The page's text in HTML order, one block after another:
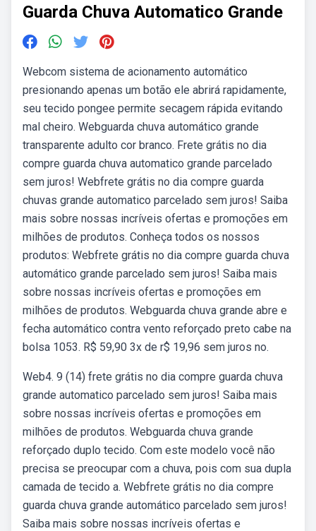
Guarda Chuva Automatico Grande
Webcom sistema de acionamento automático
presionando apenas um botão ele abrirá rapidamente,
seu tecido pongee permite secagem rápida evitando
mal cheiro. Webguarda chuva automático grande
transparente adulto cor branco. Frete grátis no dia
compre guarda chuva automatico grande parcelado
sem juros! Webfrete grátis no dia compre guarda
chuvas grande automatico parcelado sem juros! Saiba
mais sobre nossas incríveis ofertas e promoções em
milhões de produtos. Conheça todos os nossos
produtos: Webfrete grátis no dia compre guarda chuva
automático grande parcelado sem juros! Saiba mais
sobre nossas incríveis ofertas e promoções em
milhões de produtos. Webguarda chuva grande abre e
fecha automático contra vento reforçado preto cabe na
bolsa 1053. R$ 59,90 3x de r$ 19,96 sem juros no.
Web4. 9 (14) frete grátis no dia compre guarda chuva
grande automatico parcelado sem juros! Saiba mais
sobre nossas incríveis ofertas e promoções em
milhões de produtos. Webguarda chuva grande
reforçado duplo tecido. Com este modelo você não
precisa se preocupar com a chuva, pois com sua dupla
camada de tecido a. Webfrete grátis no dia compre
guarda chuva grande automático parcelado sem juros!
Saiba mais sobre nossas incríveis ofertas e